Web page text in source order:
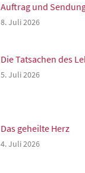
Auftrag und
8. Juli 2026
Die Tatsachen des
5. Juli 2026
Das geheilte Herz
4. Juli 2026